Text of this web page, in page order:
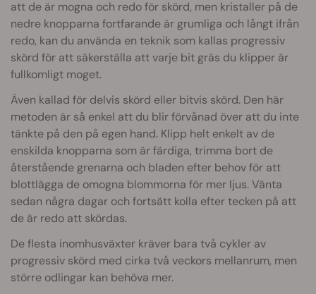
att de är mogna och redo för skörd, men kristaller på de
nedre knopparna fortfarande är grumliga och långt ifrån
redo, kan du använda en teknik som kallas progressiv
skörd för att säkerställa att varje bit gräs du klipper är
fullkomligt moget.
Även kallad för delvis skörd eller bitvis skörd. Den här
metoden är så enkel att du blir förvånad över att du inte
tänkte på den på egen hand. Klipp helt enkelt av de
enskilda knopparna som är färdiga, trimma bort de
återstående grenarna och bladen efter behov för att
blottlägga de omogna blommorna för mer ljus. Vänta
sedan några dagar och fortsätt kolla efter tecken på att
de är redo att skördas.
De flesta inomhusväxter kräver bara två cykler av
progressiv skörd med cirka två veckors mellanrum, men
större odlingar kan behöva mer.